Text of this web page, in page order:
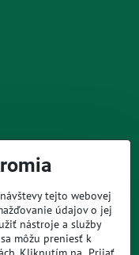
tejto webovej
údajov o jej
nástroje a služby
môžu preniesť k